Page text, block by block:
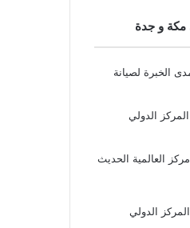
و جدة
الخبرة لصيانة
الدولي
العالمية الحديث
الدولي